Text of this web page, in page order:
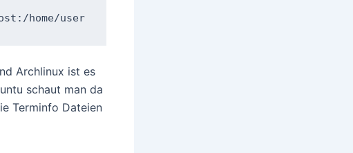
home/user
Archlinux ist es
schaut man da
Terminfo Dateien